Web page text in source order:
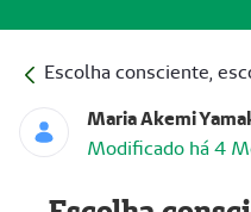
Escolha consciente,
Maria Akemi
Modificado há 4